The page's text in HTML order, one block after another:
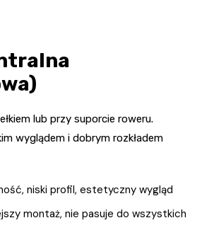
lub przy suporcie roweru.
wyglądem i dobrym rozkładem
niski profil, estetyczny wygląd
montaż, nie pasuje do wszystkich